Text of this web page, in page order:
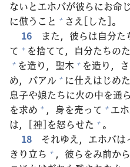
ないとエホバが彼らにお命
に倣うこと + さえ[した]。
16
また， 彼らは自分た
て + を捨てて， 自分たちの
+ を造り， 聖木 + を造り，
め，バアル + に仕えはじめた
息子や娘たちに火の中を通
を求め + ， 身を売って + エ
は，[神]を怒らせた + 。
18
それゆえ，エホバは
きり立ち + ， 彼らをみ前から